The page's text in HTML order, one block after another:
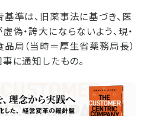
準は、旧薬事法に基づき、医
偽・誇大にならないよう、現・
局（当時＝厚生省薬務局長）
に通知したもの。